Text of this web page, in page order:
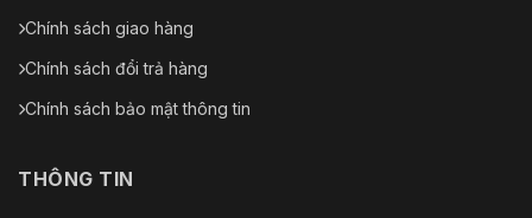
Chính sách giao hàng
Chính sách đổi trả hàng
Chính sách bảo mật thông tin
THÔNG TIN